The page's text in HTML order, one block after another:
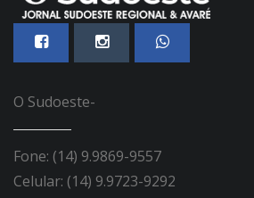
O Sudoeste-
Fone: (14) 9.9869-9557
Celular: (14) 9.9723-9292